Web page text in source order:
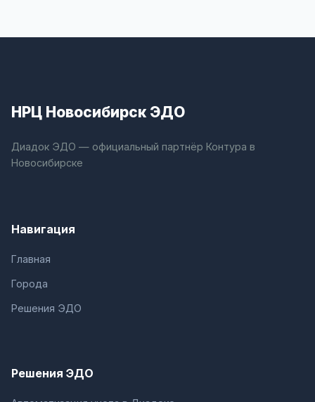
НРЦ Новосибирск ЭДО
Диадок ЭДО — официальный партнёр Контура в
Новосибирске
Навигация
Главная
Города
Решения ЭДО
Решения ЭДО